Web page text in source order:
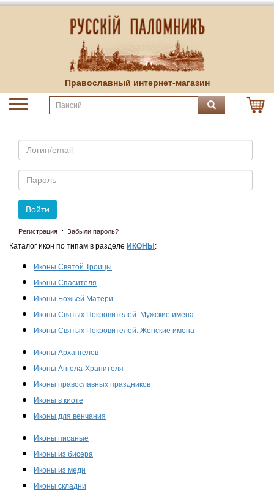
Православный интернет-магазин
Email
Пароль
Войти
Регистрация · Забыли пароль?
Каталог икон по типам в разделе ИКОНЫ :
Иконы Святой Троицы
Иконы Спасителя
Иконы Божьей Матери
Иконы Святых Покровителей. Мужские имена
Иконы Святых Покровителей. Женские имена
Иконы Архангелов
Иконы Ангела-Хранителя
Иконы православных праздников
Иконы в киоте
Иконы для венчания
Иконы писаные
Иконы из бисера
Иконы из меди
Иконы складни